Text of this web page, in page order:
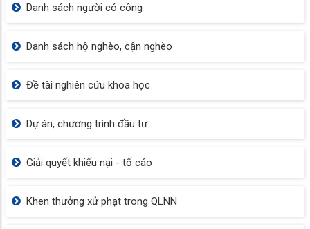
Danh sách người có công
Danh sách hộ nghèo, cận nghèo
Đề tài nghiên cứu khoa học
Dự án, chương trình đầu tư
Giải quyết khiếu nại - tố cáo
Khen thưởng xử phạt trong QLNN